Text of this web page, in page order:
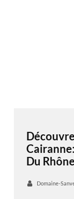
Du Rhône
Domaine-